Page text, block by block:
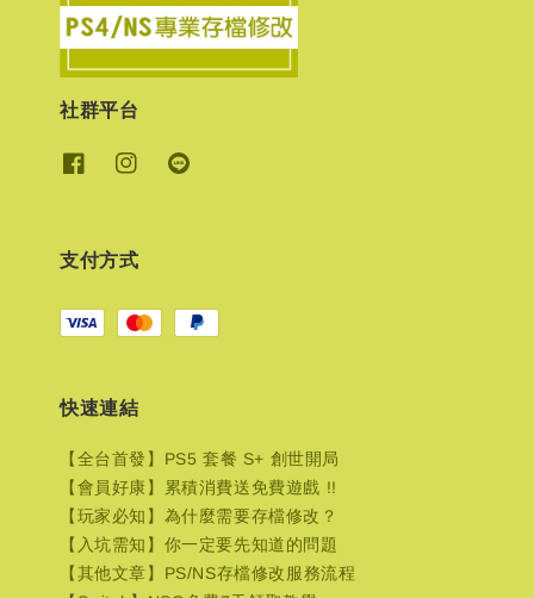
社群平台
支付方式
快速連結
【全台首發】PS5 套餐 S+ 創世開局
【會員好康】累積消費送免費遊戲 !!
【玩家必知】為什麼需要存檔修改？
【入坑需知】你一定要先知道的問題
【其他文章】PS/NS存檔修改服務流程